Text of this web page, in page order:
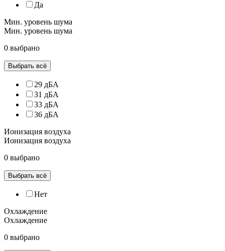
Да
Мин. уровень шума
Мин. уровень шума
0 выбрано
Выбрать всё
29 дБА
31 дБА
33 дБА
36 дБА
Ионизация воздуха
Ионизация воздуха
0 выбрано
Выбрать всё
Нет
Охлаждение
Охлаждение
0 выбрано